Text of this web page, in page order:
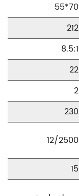
70*55
212
8.5:1
22
2
230
12/2500
15